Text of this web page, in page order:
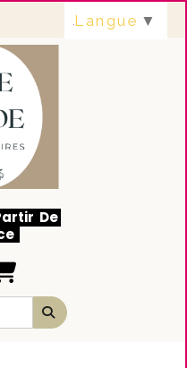
De
Langue ▼